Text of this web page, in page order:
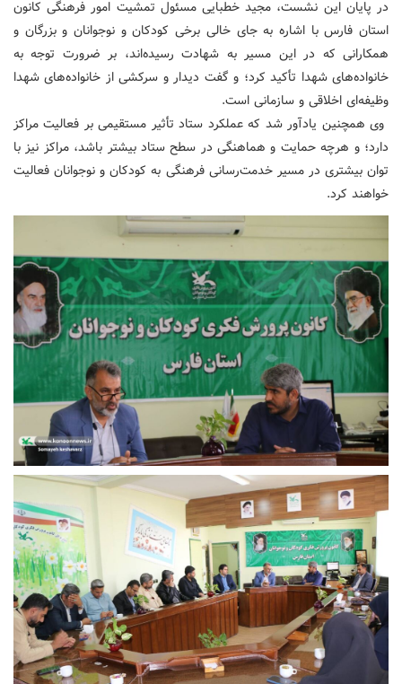
در پایان این نشست، مجید خطبایی مسئول تمشیت امور فرهنگی کانون
استان فارس با اشاره به جای خالی برخی کودکان و نوجوانان و بزرگان و
همکارانی که در این مسیر به شهادت رسیده‌اند، بر ضرورت توجه به
خانواده‌های شهدا تأکید کرد؛ و گفت دیدار و سرکشی از خانواده‌های شهدا
وظیفه‌ای اخلاقی و سازمانی است.
وی همچنین یادآور شد که عملکرد ستاد تأثیر مستقیمی بر فعالیت مراکز
دارد؛ و هرچه حمایت و هماهنگی در سطح ستاد بیشتر باشد، مراکز نیز با
توان بیشتری در مسیر خدمت‌رسانی فرهنگی به کودکان و نوجوانان فعالیت
خواهند کرد.